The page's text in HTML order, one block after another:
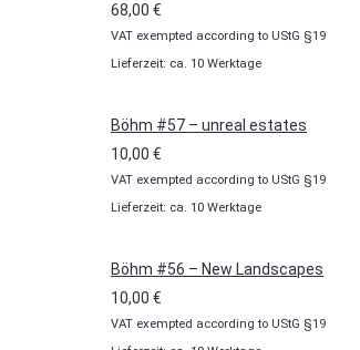
68,00 €
VAT exempted according to UStG §19
Lieferzeit: ca. 10 Werktage
Böhm #57 – unreal estates
10,00 €
VAT exempted according to UStG §19
Lieferzeit: ca. 10 Werktage
Böhm #56 – New Landscapes
10,00 €
VAT exempted according to UStG §19